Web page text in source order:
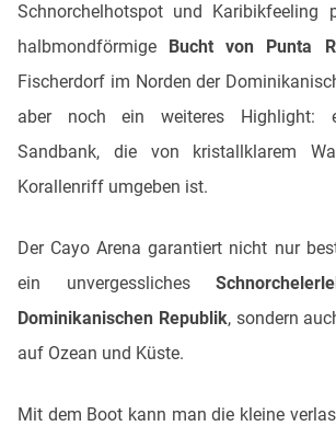
Schnorchelhotspot und Karibikfeeling
halbmondförmige Bucht von Punta
Fischerdorf im Norden der
aber noch ein weiteres Highlight:
Sandbank, die von kristallklarem
Korallenriff umgeben ist.
Der Cayo Arena garantiert nicht nur
ein unvergessliches
Dominikanischen Republik, sondern
auf Ozean und Küste.
Mit dem Boot kann man die kleine